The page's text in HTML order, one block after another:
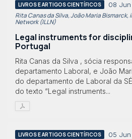
LIVROS E ARTIGOS CIENTÍFICOS 08
Rita Canas da Silva, João Maria
Network (ILLN)
Legal instruments for
Portugal
Rita Canas da Silva , sócia
departamento Laboral, e João
do departamento de Laboral da
do texto “Legal instruments...
LIVROS E ARTIGOS CIENTÍFICOS 05